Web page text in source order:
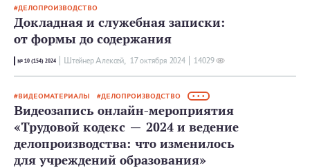
ДЕЛОПРОИЗВОДСТВО
Докладная и служебная записки:
от формы до содержания
№ 10 (154) 2024 Штейнер Алексей, 17 октября 2024 14029
ВИДЕОМАТЕРИАЛЫ ДЕЛОПРОИЗВОДСТВО • • •
Видеозапись онлайн-мероприятия
«Трудовой кодекс — 2024 и ведение
делопроизводства: что изменилось
для учреждений образования»